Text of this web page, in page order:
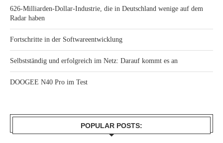
626-Milliarden-Dollar-Industrie, die in Deutschland wenige auf dem
Radar haben
Fortschritte in der Softwareentwicklung
Selbstständig und erfolgreich im Netz: Darauf kommt es an
DOOGEE N40 Pro im Test
POPULAR POSTS: